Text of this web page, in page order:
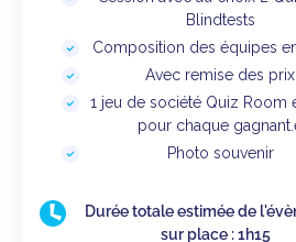
Blindtests
Composition des équipes
Avec remise des prix
1 jeu de société Quiz Room
pour chaque
Photo souvenir
Durée totale estimée de
sur place : 1h15